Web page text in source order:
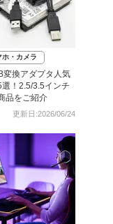
ホ・カメラ
変換アダプタ人気
選！2.5/3.5インチ
品をご紹介
更新日:2026/06/24